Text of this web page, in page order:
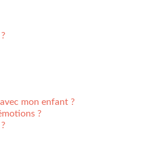
mon enfant ?
?